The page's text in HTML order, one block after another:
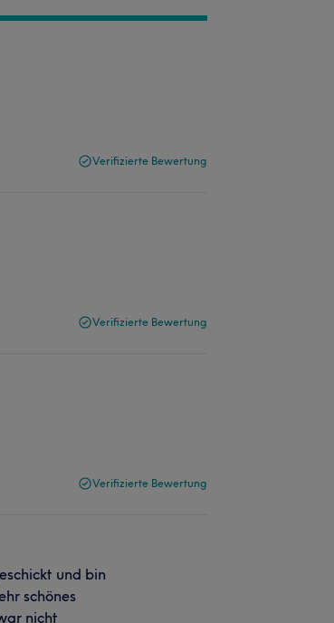
Verifizierte Bewertung
Verifizierte Bewertung
Verifizierte Bewertung
und bin
schönes
nicht